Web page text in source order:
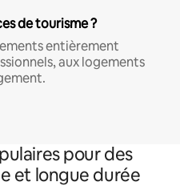
de tourisme ?
entièrement
aux logements
pour des
et longue durée